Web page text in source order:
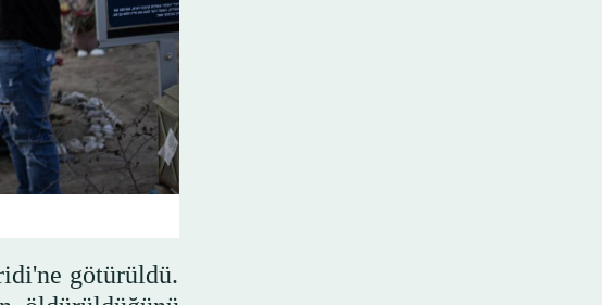
götürüldü.